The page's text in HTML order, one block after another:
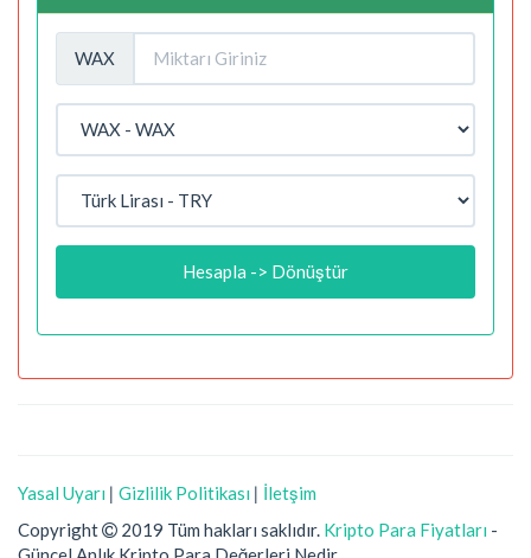
WAX
Hesapla -> Dönüştür
Yasal Uyarı | Gizlilik Politikası | İletşim
Copyright
2019 Tüm hakları saklıdır. Kripto Para Fiyatları -